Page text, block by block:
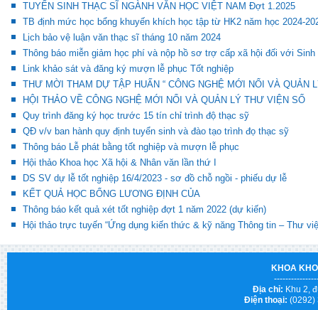
TUYỂN SINH THẠC SĨ NGÀNH VĂN HỌC VIỆT NAM Đợt 1.2025
TB định mức học bổng khuyến khích học tập từ HK2 năm học 2024-
Lịch bảo vệ luận văn thạc sĩ tháng 10 năm 2024
Thông báo miễn giảm học phí và nộp hồ sơ trợ cấp xã hội đối với Sinh
Link khảo sát và đăng ký mượn lễ phục Tốt nghiệp
THƯ MỜI THAM DỰ TẬP HUẤN “ CÔNG NGHỆ MỚI NỔI VÀ QUẢN
HỘI THẢO VỀ CÔNG NGHỆ MỚI NỔI VÀ QUẢN LÝ THƯ VIỆN SỐ
Quy trình đăng ký học trước 15 tín chỉ trình độ thạc sỹ
QĐ v/v ban hành quy định tuyển sinh và đào tạo trình đọ thạc sỹ
Thông báo Lễ phát bằng tốt nghiệp và mượn lễ phục
Hội thảo Khoa học Xã hội & Nhân văn lần thứ I
DS SV dự lễ tốt nghiệp 16/4/2023 - sơ đồ chỗ ngồi - phiếu dự lễ
KẾT QUẢ HỌC BỔNG LƯƠNG ĐỊNH CỦA
Thông báo kết quả xét tốt nghiệp đợt 1 năm 2022 (dự kiến)
Hội thảo trực tuyến “Ứng dụng kiến thức & kỹ năng Thông tin – Thư
KHOA
Địa chỉ: Khu 2,
Điện thoại: (0292)